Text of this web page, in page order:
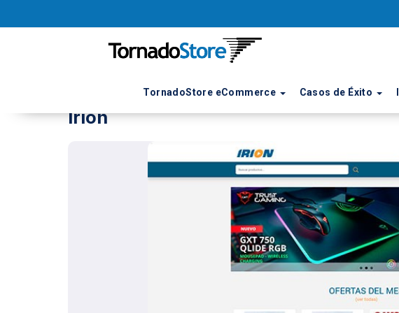
TornadoStore eCommerce Casos de Éxito
Irion